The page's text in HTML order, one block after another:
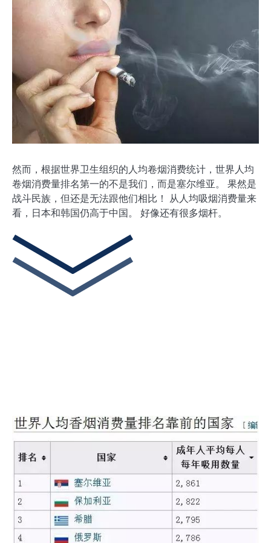
然而，根据世界卫生组织的人均卷烟消费统计，世界人均
卷烟消费量排名第一的不是我们，而是塞尔维亚。 果然是
战斗民族，但还是无法跟他们相比！ 从人均吸烟消费量来
看，日本和韩国仍高于中国。 好像还有很多烟杆。